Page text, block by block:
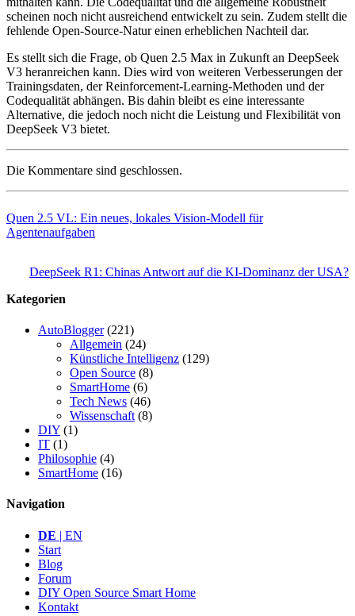
scheinen noch nicht ausreichend entwickelt zu sein. Zudem stellt die
fehlende Open-Source-Natur einen erheblichen Nachteil dar.
Es stellt sich die Frage, ob Quen 2.5 Max in Zukunft an DeepSeek
V3 heranreichen kann. Dies wird von weiteren Verbesserungen der
Trainingsdaten, der Reinforcement-Learning-Methoden und der
Codequalität abhängen. Bis dahin bleibt es eine interessante
Alternative, die jedoch noch nicht die Leistung und Flexibilität von
DeepSeek V3 bietet.
Die Kommentare sind geschlossen.
Quen 2.5 VL: Ein neues, lokales Vision-Modell für
Agentenaufgaben
DeepSeek R1: Chinas Antwort auf die KI-Dominanz der USA?
Kategorien
AutoBlogger(221)
Allgemein (24)
Künstliche Intelligenz (129)
Open Source (8)
SmartHome (6)
Tech News (46)
Wissenschaft (8)
DIY (1)
IT (1)
Philosophie (4)
SmartHome (16)
Navigation
DE | EN
Start
Blog
Forum
DIY Open Source Smart Home
Kontakt